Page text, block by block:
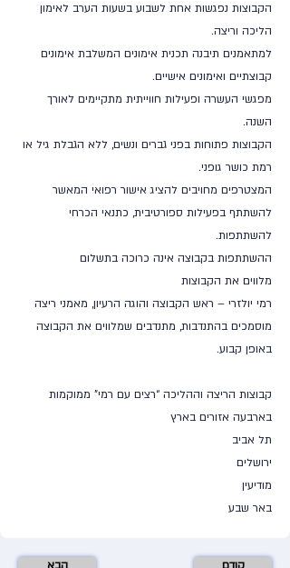
הקבוצות נפגשות אחת לשבוע בשעות הערב לאימון
הליכה וריצה.
למתאמנים תיבנה תכנית אימונים המשלבת אימונים
קבוצתיים ואימונים אישיים.
מפגשי העשרה ופעילות חווייתית מתקיימים לאורך
השנה.
הקבוצות פתוחות בפני גברים ונשים, ללא הגבלת גיל או
רמת כושר גופני.
המצטרפים מחויבים להציג אישור רפואי המאשר
להשתתף בפעילות ספורטיבית, כתנאי הכרחי
להשתתפות.
ההשתתפות בקבוצה אינה כרוכה בתשלום
מלווים את הקבוצות
רמי יולזרי – ראש הקבוצה והוגה הרעיון, מאמני ריצה
מוסמכים בהתנדבות, מתנדבים שמלווים את הקבוצה
באופן קבוע.
קבוצות הריצה וההליכה “רצים עם רמי” ממוקמות
בארבעה אזורים בארץ
תל אביב
ירושלים
מודיעין
באר שבע